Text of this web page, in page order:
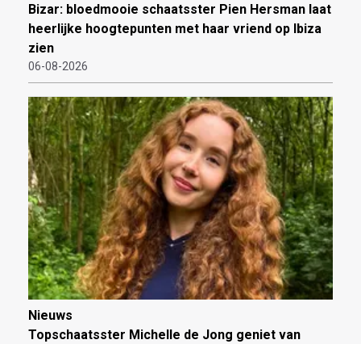
Bizar: bloedmooie schaatsster Pien Hersman laat
heerlijke hoogtepunten met haar vriend op Ibiza
zien
06-08-2026
Nieuws
Topschaatsster Michelle de Jong geniet van